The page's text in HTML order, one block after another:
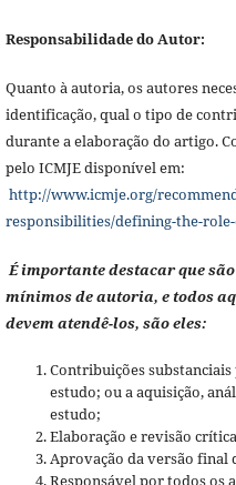
Responsabilidade do Autor:
Quanto à autoria, os autores
identificação, qual o tipo de
durante a elaboração do artigo.
pelo ICMJE disponível em:
http://www.icmje.org/
responsibilities/defining-the-
É importante destacar que
mínimos de autoria, e todos
devem atendê-los, são eles:
Contribuições substanciais
estudo; ou a aquisição,
estudo;
Elaboração e revisão
Aprovação da versão final
Responsável por todos os